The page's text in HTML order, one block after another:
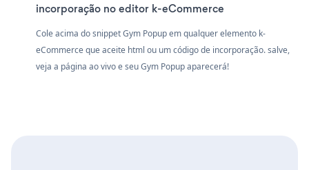
incorporação no editor k-eCommerce
Cole acima do snippet Gym Popup em qualquer elemento k-
eCommerce que aceite html ou um código de incorporação. salve,
veja a página ao vivo e seu Gym Popup aparecerá!